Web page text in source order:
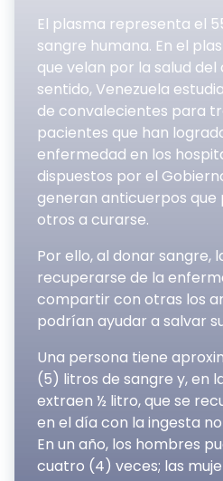
El plasma representa el
sangre humana. En el
que velan por la salud
sentido, Venezuela
de convalecientes para
pacientes que han
enfermedad en los
dispuestos por el
generan anticuerpos que
otros a curarse.
Por ello, al donar sangre,
recuperarse de la
compartir con otras los
podrían ayudar a salvar
Una persona tiene
(5) litros de sangre y, en
extraen ½ litro, que se
en el día con la ingesta
En un año, los hombres
cuatro (4) veces; las